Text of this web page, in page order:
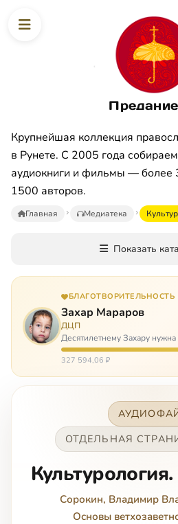
Крупнейшая коллекция
в Рунете. С 2005 года
аудиокниги и фильмы — более
1500 авторов.
Главная Медиатека
Показать
БЛАГОТВОРИТЕЛЬНОСТЬ
Захар Мараров
ДЦП
Десятилетнему Захару нужна
старая сломалась. А без
просто выходить из дома,
327 594,06 ₽
ОТДЕЛЬНАЯ
Сорокин, Владимир
Основы